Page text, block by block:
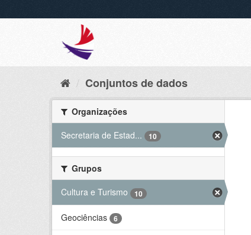
Conjuntos de dados
Organizações
Secretaria de Estad...
10
Grupos
Cultura e Turismo
10
Geociências 6